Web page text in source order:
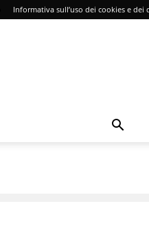
Informativa sull’uso dei cookies e dei